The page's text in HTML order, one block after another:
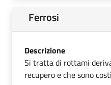
Ferrosi
Descrizione
Si tratta di rottami
recupero e che sono